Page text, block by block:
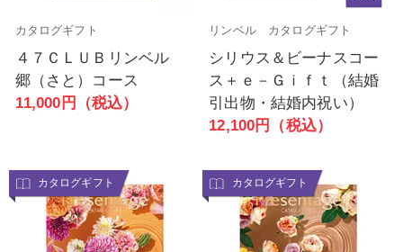
カタログギフト
４７ＣＬＵＢリンベル
郷（さと）コース
11,000円（税込）
リンベル カタログギフト
シリウス＆ビーナスコー
ス＋ｅ－Ｇｉｆｔ（結婚
引出物・結婚内祝い）
12,100円（税込）
カタログギフト カタログギフト